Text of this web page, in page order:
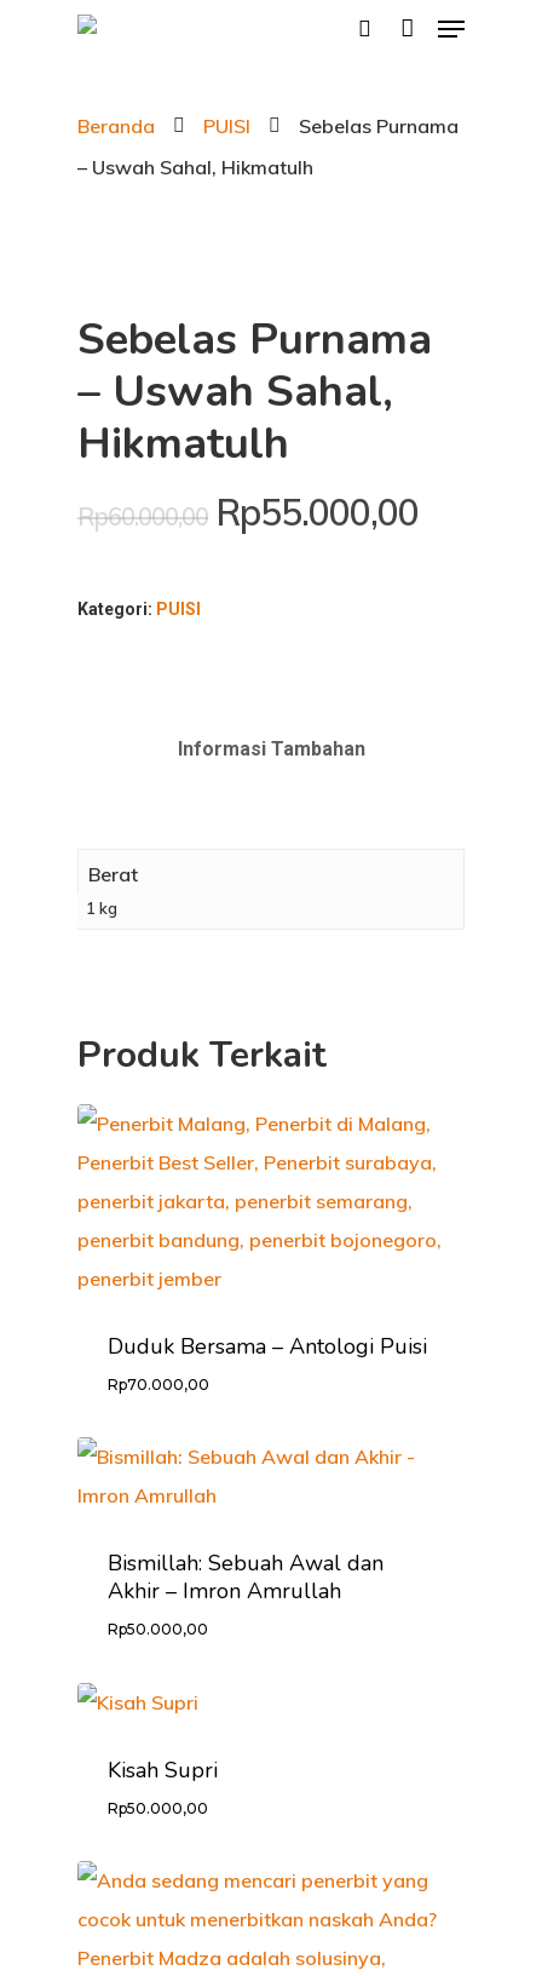
Beranda PUISI
Sebelas Purnama
– Uswah Sahal, Hikmatulh
Sebelas Purnama
– Uswah Sahal,
Hikmatulh
Rp60.000,00 Harga
aslinya
Rp55.000,00
Kategori: PUISI
Informasi Tambahan
Berat
1 kg
Produk Terkait
Duduk Bersama – Antologi Puisi
Rp70.000,00
Bismillah: Sebuah Awal dan
Akhir – Imron Amrullah
Rp50.000,00
Kisah Supri
Rp50.000,00
HOME
KONTAK